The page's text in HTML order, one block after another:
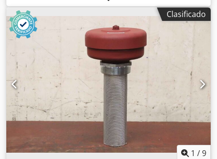
Clasificado
1 /9